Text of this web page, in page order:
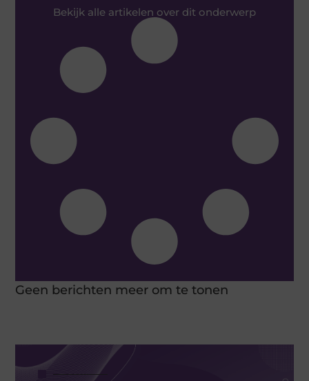
Bekijk alle artikelen over dit onderwerp
Geen berichten meer om te tonen